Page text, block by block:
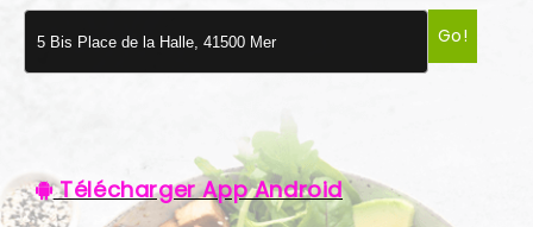
VOS AVIS
MENTIONS LÉGALES
Go!
Télécharger App Android